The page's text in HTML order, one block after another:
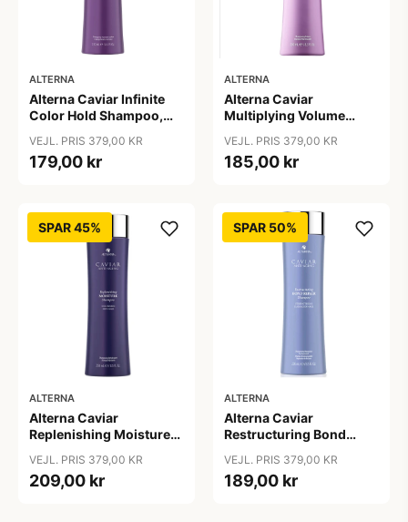
ALTERNA
Alterna Caviar Infinite
Color Hold Shampoo,
VEJL. PRIS 379,00 KR
179,00 kr
ALTERNA
Alterna Caviar
Multiplying Volume
VEJL. PRIS 379,00 KR
185,00 kr
SPAR 45%
ALTERNA
Alterna Caviar
Replenishing Moisture
VEJL. PRIS 379,00 KR
209,00 kr
SPAR 50%
ALTERNA
Alterna Caviar
Restructuring Bond
VEJL. PRIS 379,00 KR
189,00 kr